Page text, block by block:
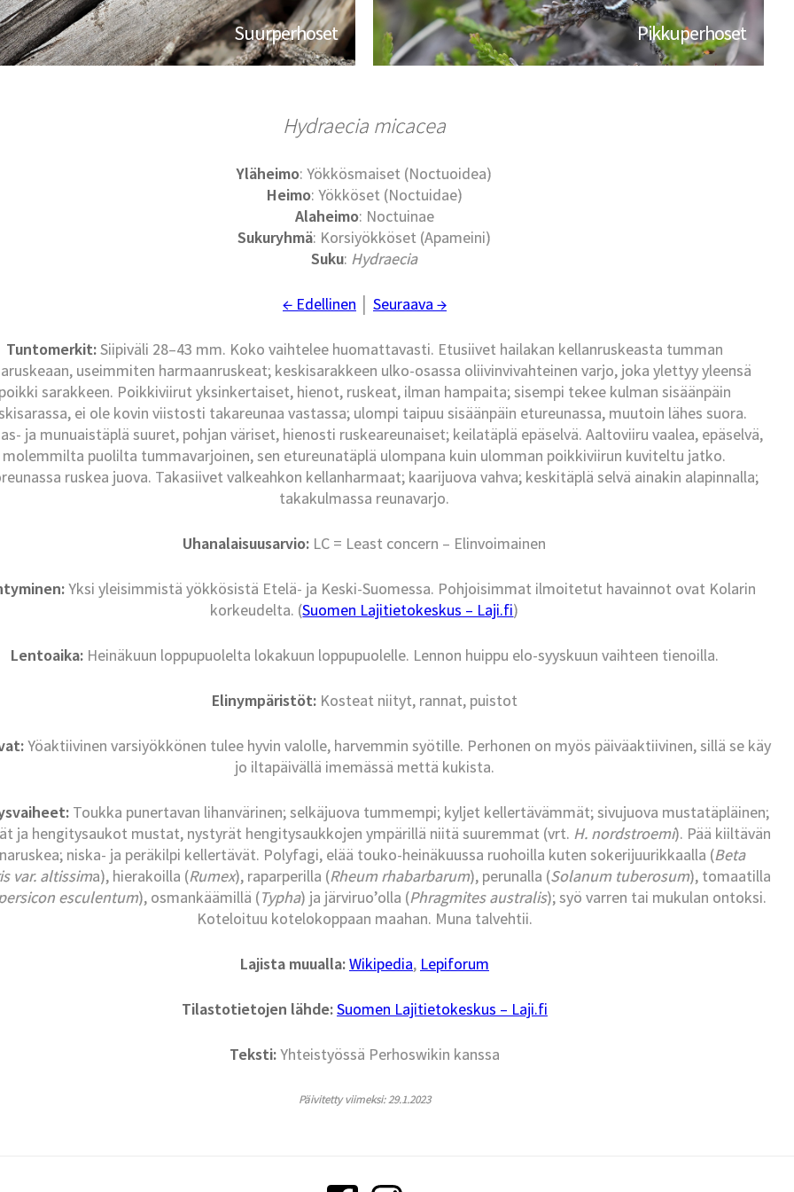
Suurperhoset Pikkuperhoset
Hydraecia micacea
Yläheimo: Yökkösmaiset (Noctuoidea)
Heimo: Yökköset (Noctuidae)
Alaheimo: Noctuinae
Sukuryhmä: Korsiyökköset (Apameini)
Suku: Hydraecia
← Edellinen Seuraava →
Tuntomerkit:Siipiväli 28–43 mm. Koko vaihtelee huomattavasti. Etusiivet hailakan kellanruskeasta tumman
useimmiten harmaanruskeat; keskisarakkeen ulko-osassa oliivinvivahteinen varjo, joka ylettyy yleensä
sarakkeen. Poikkiviirut yksinkertaiset, hienot, ruskeat, ilman hampaita; sisempi tekee kulman sisäänpäin
ei ole kovin viistosti takareunaa vastassa; ulompi taipuu sisäänpäin etureunassa, muutoin lähes suora.
ja munuaistäplä suuret, pohjan väriset, hienosti ruskeareunaiset; keilatäplä epäselvä. Aaltoviiru vaalea, epäselvä,
molemmilta puolilta tummavarjoinen, sen etureunatäplä ulompana kuin ulomman poikkiviirun kuviteltu jatko.
ruskea juova. Takasiivet valkeahkon kellanharmaat; kaarijuova vahva; keskitäplä selvä ainakin alapinnalla;
takakulmassa reunavarjo.
Uhanalaisuusarvio: LC = Least concern – Elinvoimainen
Yksi yleisimmistä yökkösistä Etelä- ja Keski-Suomessa. Pohjoisimmat ilmoitetut havainnot ovat Kolarin
korkeudelta. (Suomen Lajitietokeskus – Laji.fi)
Lentoaika:Heinäkuun loppupuolelta lokakuun loppupuolelle. Lennon huippu elo-syyskuun vaihteen tienoilla.
Elinympäristöt:Kosteat niityt, rannat, puistot
Yöaktiivinen varsiyökkönen tulee hyvin valolle, harvemmin syötille. Perhonen on myös päiväaktiivinen, sillä se käy
jo iltapäivällä imemässä mettä kukista.
Toukka punertavan lihanvärinen; selkäjuova tummempi; kyljet kellertävämmät; sivujuova mustatäpläinen;
ja hengitysaukot mustat, nystyrät hengitysaukkojen ympärillä niitä suuremmat (vrt. H. nordstroemi). Pää kiiltävän
niska- ja peräkilpi kellertävät. Polyfagi, elää touko-heinäkuussa ruohoilla kuten sokerijuurikkaalla (Beta
var. altissima), hierakoilla (Rumex), raparperilla (Rheum rhabarbarum), perunalla (Solanum tuberosum), tomaatilla
esculentum), osmankäämillä (Typha) ja järviruo’olla (Phragmites australis); syö varren tai mukulan ontoksi.
Koteloituu kotelokoppaan maahan. Muna talvehtii.
Lajista muualla:Wikipedia, Lepiforum
Tilastotietojen lähde:Suomen Lajitietokeskus – Laji.fi
Teksti:Yhteistyössä Perhoswikin kanssa
Päivitetty viimeksi: 29.1.2023